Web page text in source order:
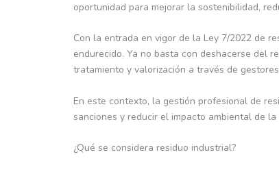
oportunidad para mejorar la sostenibilidad,
Con la entrada en vigor de la Ley 7/2022 de
endurecido. Ya no basta con deshacerse del
tratamiento y valorización a través de
En este contexto, la gestión profesional de
sanciones y reducir el impacto ambiental de
¿Qué se considera residuo industrial?